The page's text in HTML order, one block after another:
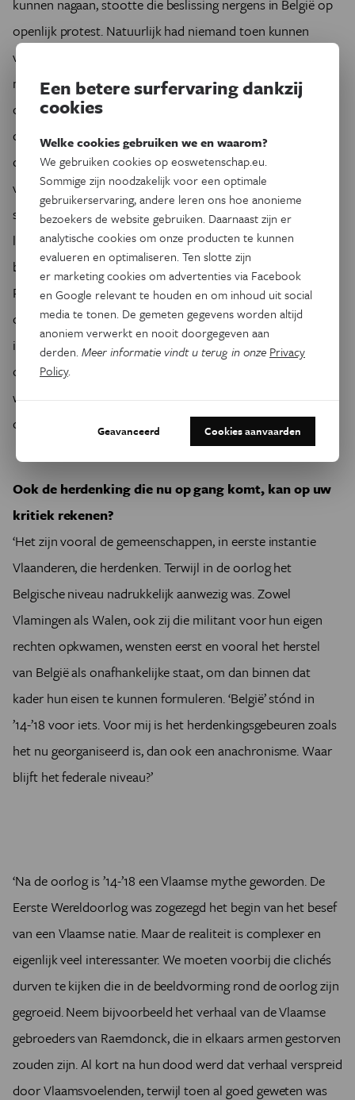
kunnen nagaan, stootte die beslissing nergens in België op
openlijk protest. Natuurlijk had niemand toen kunnen
voorzien dat de oorlog zo lang zou duren, en dat zoveel
mensen er het leven zouden bij inschieten. Maar door de
oorlog in zijn geheel absurd noemen, doe je ook de Belgen
die onder de bezetting leefden, tekort. De oorlog gíng wel
degelijk ergens over. De soldaten aan de IJzer vochten ook
voor de bevrijding van het land: het waren dus geen willoze
slachtoffers. En onder de bezetting waren mensen die het
lot in eigen handen namen. Ik heb bijvoorbeeld net een
boek klaar over de Belgische verzetsstrijdster Gabrielle
Petit (1893-1916), die zich eerst bij het Rode Kruis meldt als
oorlogsvrijwilligster, en nadien als spion voor de Britse
inlichtingendienst gaat werken. Begin 1916 werd ze echter
opgepakt en door de Duitsers geëxecuteerd. Zoals Petit
waren er nog heel wat anderen voor wie de bezetting
onaanvaardbaar was.’
Ook de herdenking die nu op gang komt, kan op uw
kritiek rekenen?
‘Het zijn vooral de gemeenschappen, in eerste instantie
Vlaanderen, die herdenken. Terwijl in de oorlog het
Belgische niveau nadrukkelijk aanwezig was. Zowel
Vlamingen als Walen, ook zij die militant voor hun eigen
rechten opkwamen, wensten eerst en vooral het herstel
van België als onafhankelijke staat, om dan binnen dat
kader hun eisen te kunnen formuleren. ‘België’ stónd in
’14-’18 voor iets. Voor mij is het herdenkingsgebeuren zoals
het nu georganiseerd is, dan ook een anachronisme. Waar
blijft het federale niveau?’
‘Na de oorlog is ’14-’18 een Vlaamse mythe geworden. De
Eerste Wereldoorlog was zogezegd het begin van het besef
van een Vlaamse natie. Maar de realiteit is complexer en
eigenlijk veel interessanter. We moeten voorbij die clichés
durven te kijken die in de beeldvorming rond de oorlog zijn
gegroeid. Neem bijvoorbeeld het verhaal van de Vlaamse
gebroeders van Raemdonck, die in elkaars armen gestorven
zouden zijn. Al kort na hun dood werd dat verhaal verspreid
door Vlaamsvoelenden, terwijl toen al goed geweten was
Een betere surfervaring dankzij
cookies
Welke cookies gebruiken we en waarom?
We gebruiken cookies op eoswetenschap.eu.
Sommige zijn noodzakelijk voor een optimale
gebruikerservaring, andere leren ons hoe anonieme
bezoekers de website gebruiken. Daarnaast zijn er
analytische cookies om onze producten te kunnen
evalueren en optimaliseren. Ten slotte zijn
er marketing cookies om advertenties via Facebook
en Google relevant te houden en om inhoud uit social
media te tonen. De gemeten gegevens worden altijd
anoniem verwerkt en nooit doorgegeven aan
derden.Meer informatie vindt u terug in onze Privacy
Policy.
Geavanceerd Cookies aanvaarden